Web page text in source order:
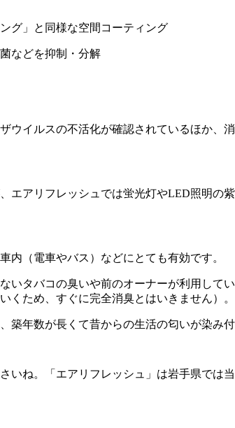
グ」と同様な空間コーティング
などを抑制・分解
ウイルスの不活化が確認されているほか、
エアリフレッシュでは蛍光灯やLED照明の
内（電車やバス）などにとても有効です。
いタバコの臭いや前のオーナーが利用して
くため、すぐに完全消臭とはいきません）。
築年数が長くて昔からの生活の匂いが染み
いね。「エアリフレッシュ」は岩手県では